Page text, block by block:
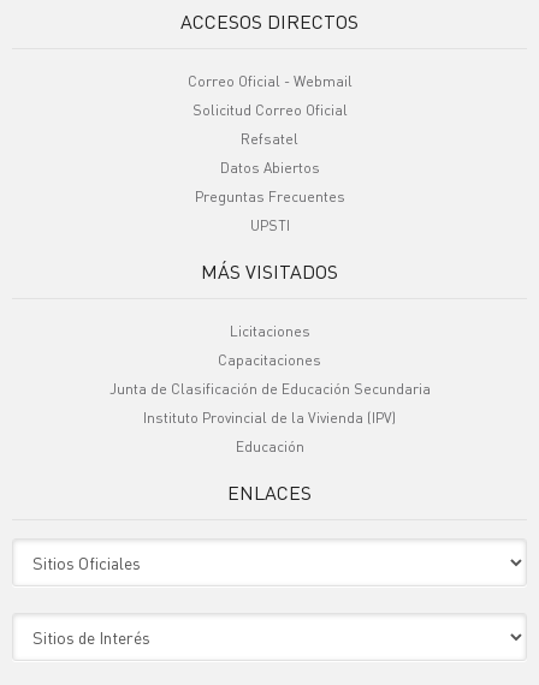
ACCESOS DIRECTOS
Correo Oficial - Webmail
Solicitud Correo Oficial
Refsatel
Datos Abiertos
Preguntas Frecuentes
UPSTI
MÁS VISITADOS
Licitaciones
Capacitaciones
Junta de Clasificación de Educación Secundaria
Instituto Provincial de la Vivienda (IPV)
Educación
ENLACES